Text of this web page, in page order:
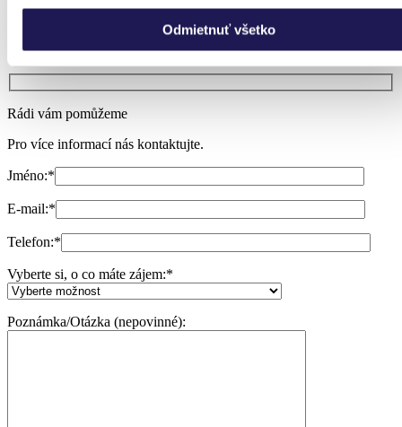
Odmietnuť všetko
Nechte si poradit.
Potřebuji poradit
Rádi vám pomůžeme
Pro více informací nás kontaktujte.
Jméno:*
E-mail:*
Telefon:*
Vyberte si, o co máte zájem:*
Poznámka/Otázka (nepovinné):